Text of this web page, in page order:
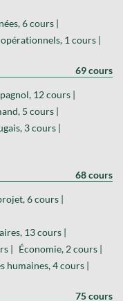
6 cours |
1 cours |
69 cours
12 cours |
5 cours |
3 cours |
68 cours
6 cours |
13 cours |
|
Économie, 2 cours |
humaines, 4 cours |
75 cours